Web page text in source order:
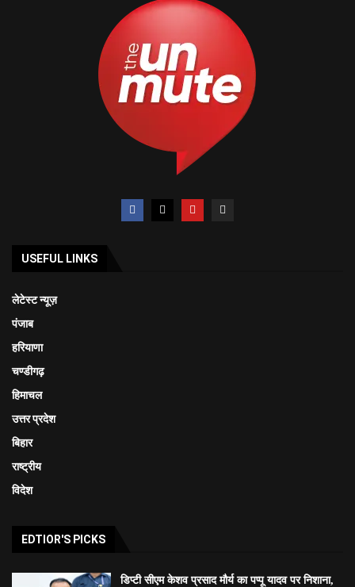
USEFUL LINKS
लेटेस्ट न्यूज़
पंजाब
हरियाणा
चण्डीगढ़
हिमाचल
उत्तर प्रदेश
बिहार
राष्ट्रीय
विदेश
EDTIOR'S PICKS
डिप्टी सीएम केशव प्रसाद मौर्य का पप्पू यादव पर निशाना,